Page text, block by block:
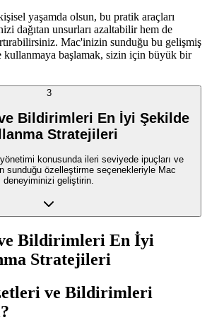
yaşamda olsun, bu pratik araçları
dağıtan unsurları azaltabilir hem de
Mac'inizin sunduğu bu gelişmiş
başlamak, sizin için büyük bir
3
Bildirimleri En İyi Şekilde
Stratejileri
konusunda ileri seviyede ipuçları ve
sunduğu özelleştirme seçenekleriyle Mac
deneyiminizi geliştirin.
Bildirimleri En İyi
Stratejileri
ve Bildirimleri